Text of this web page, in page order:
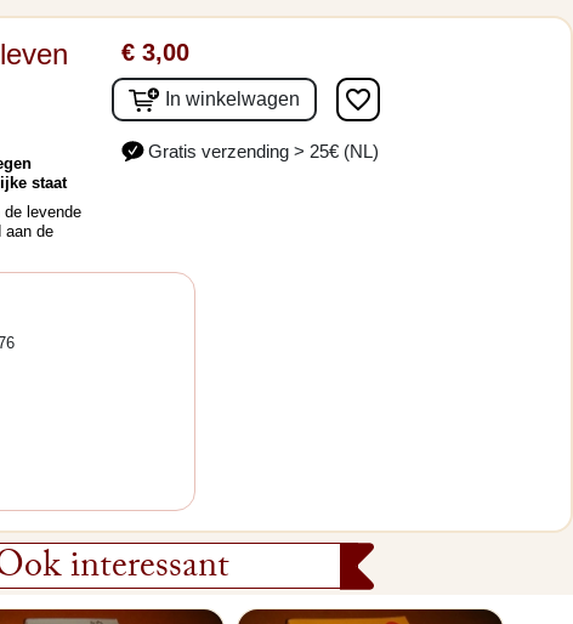
staat
de levende
aan de
€ 3,00
In winkelwagen favorite_border
Gratis verzending > 25€ (NL)
interessant